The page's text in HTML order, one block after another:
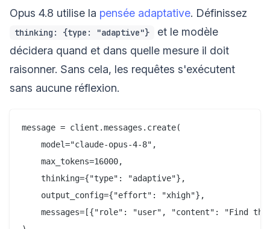
Opus 4.8 utilise la pensée adaptative. Définissez
thinking: {type: "adaptive"}
et le modèle
décidera quand et dans quelle mesure il doit
raisonner. Sans cela, les requêtes s'exécutent
sans aucune réflexion.
message = client.messages.create(
    model="claude-opus-4-8",
    max_tokens=16000,
    thinking={"type": "adaptive"},
    output_config={"effort": "xhigh"},
messages=[{"role": "user", "content": "Find